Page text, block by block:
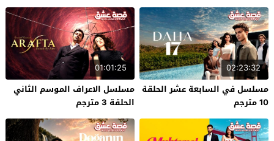
02:23:32
مسلسل في السابعة عشر الحلقة
10 مترجم
01:01:25
مسلسل الاعراف الموسم الثاني
الحلقة 3 مترجم